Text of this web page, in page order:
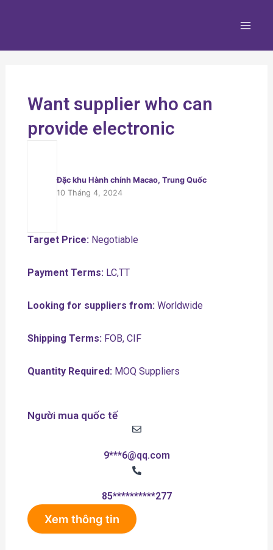
Want supplier who can
provide electronic
Đặc khu Hành chính Macao, Trung Quốc
10 Tháng 4, 2024
Target Price:Negotiable
Payment Terms:LC,TT
Looking for suppliers from:Worldwide
Shipping Terms:FOB, CIF
Quantity Required:MOQ Suppliers
Người mua quốc tế
9***6@qq.com
85**********277
Xem thông tin